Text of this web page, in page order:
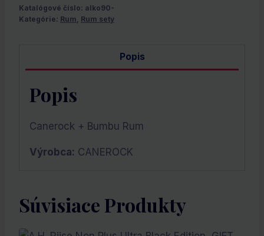
Katalógové číslo: alko90-
Kategórie: Rum, Rum sety
Popis
Popis
Canerock + Bumbu Rum
Výrobca: CANEROCK
Súvisiace Produkty